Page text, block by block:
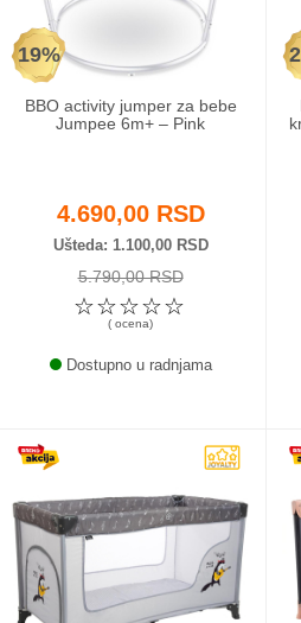
19%
BBO activity jumper za bebe
Jumpee 6m+ – Pink
4.690,00 RSD
Ušteda 1.100,00 RSD
5.790,00 RSD
☆
☆
☆
☆
☆
( ocena)
Dostupno u radnjama